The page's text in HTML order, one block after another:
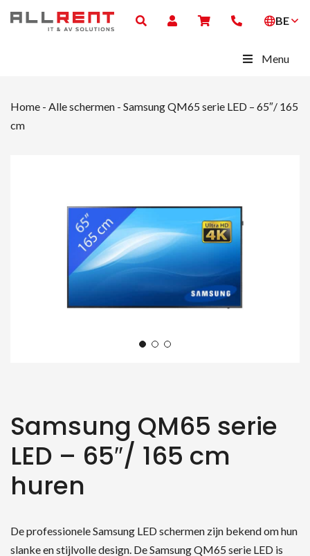
BE
Menu
Home - Alle schermen - Samsung QM65 serie LED – 65″/ 165
cm
Samsung QM65 serie
LED – 65″/ 165 cm
huren
De professionele Samsung LED schermen zijn bekend om hun
slanke en stijlvolle design. De Samsung QM65 serie LED is